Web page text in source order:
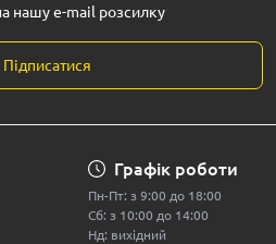
нашу e-mail розсилку
Підписатися
Графік роботи
Пн-Пт: з 9:00 до 18:00
Сб: з 10:00 до 14:00
Нд: вихідний